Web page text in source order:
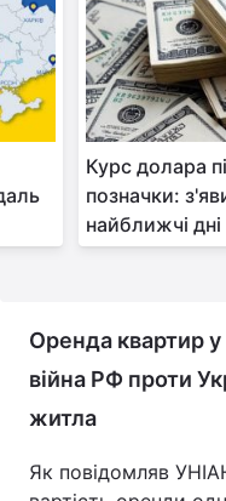
Курс долара
позначки:
найближчі дні
Оренда квартир
війна РФ проти
житла
Як повідомляв